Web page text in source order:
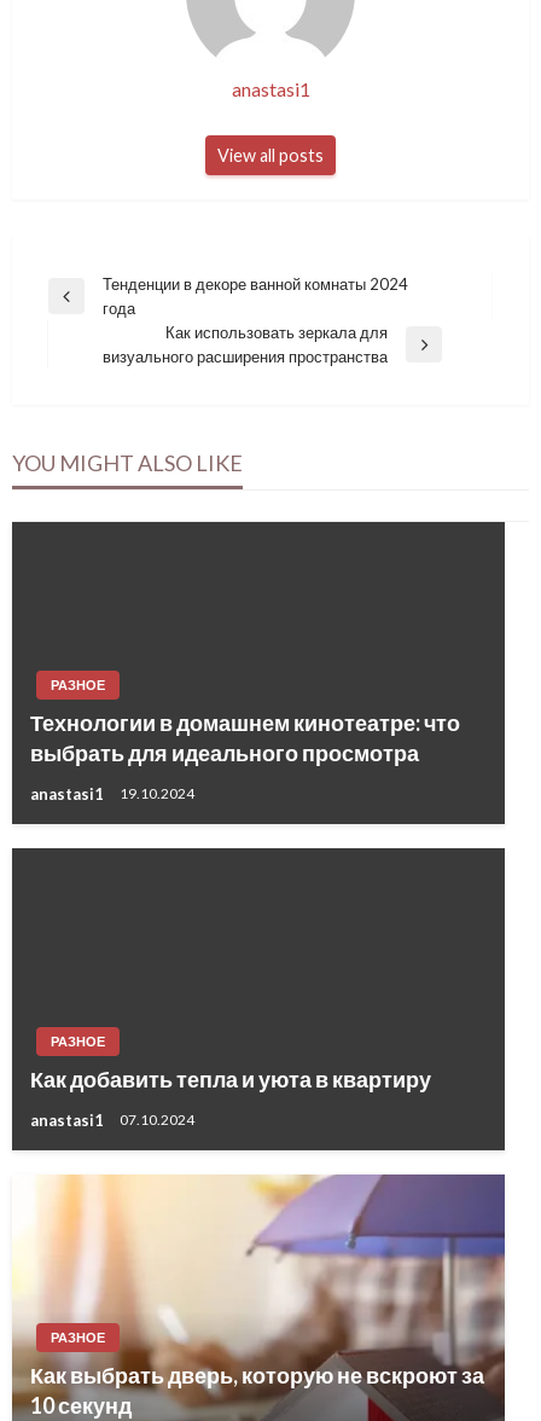
anastasi1
View all posts
Навигация
записям
Previous
Тенденции в декоре ванной комнаты 2024
года
Next
Как использовать зеркала для
визуального расширения пространства
YOU MIGHT ALSO LIKE
РАЗНОЕ
Технологии в домашнем кинотеатре: что
выбрать для идеального просмотра
anastasi1 19.10.2024
РАЗНОЕ
Как добавить тепла и уюта в квартиру
anastasi1 07.10.2024
РАЗНОЕ
Как выбрать дверь, которую не вскроют за
10 секунд